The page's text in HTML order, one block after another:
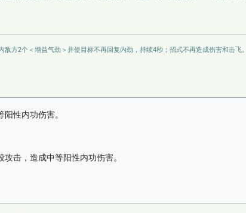
方2个＜增益气劲＞并使目标不再回复内劲，持续4秒；招式不再造成伤害和击飞。
性内功伤害。
击，造成中等阳性内功伤害。